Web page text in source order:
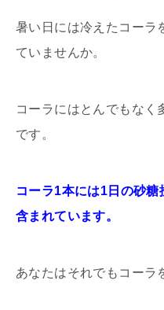
暑い日には冷えたコーラ
ていませんか。
コーラにはとんでもなく
です。
コーラ1本には1日の砂
含まれています。
あなたはそれでもコーラ